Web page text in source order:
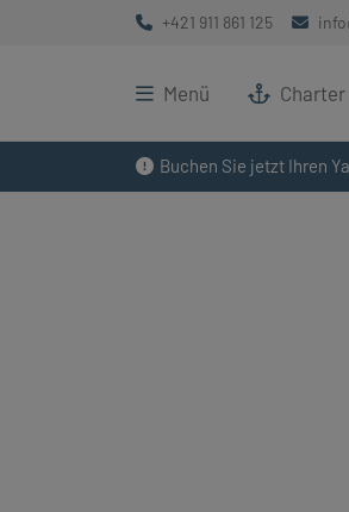
Buchen Sie jetzt Ihren
+421 911 861 125
Menü Charter